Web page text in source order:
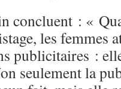
concluent : «
les femmes
publicitaires :
seulement la